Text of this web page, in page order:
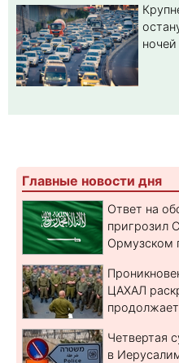
Главные новости дня
Ответ на
пригрозил
Ормузском
ЦАХАЛ
Четвертая
в